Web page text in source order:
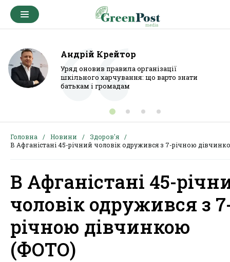
Андрій Крейтор
Уряд оновив правила організації
шкільного харчування: що варто знати
батькам і громадам
Головна Новини
Здоров'я
В Афганістані 45-річний чоловік одружився з 7-річною
В Афганістані 45-
чоловік одружився з
річною дівчинкою
(ФОТО)